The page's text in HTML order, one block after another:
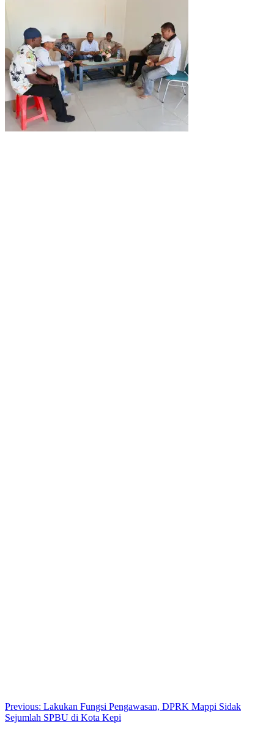
Post
navigation
Previous: Lakukan Fungsi Pengawasan, DPRK Mappi Sidak
Sejumlah SPBU di Kota Kepi